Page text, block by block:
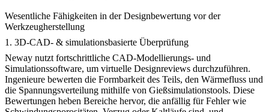
Wesentliche Fähigkeiten in der Designbewertung vor der
Werkzeugherstellung
1. 3D-CAD- & simulationsbasierte Überprüfung
Neway nutzt fortschrittliche CAD-Modellierungs- und
Simulationssoftware, um virtuelle Designreviews durchzuführen.
Ingenieure bewerten die Formbarkeit des Teils, den Wärmefluss und
die Spannungsverteilung mithilfe von Gießsimulationstools. Diese
Bewertungen heben Bereiche hervor, die anfällig für Fehler wie